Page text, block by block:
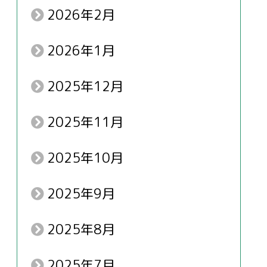
2026年2月
2026年1月
2025年12月
2025年11月
2025年10月
2025年9月
2025年8月